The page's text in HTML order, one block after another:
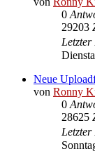
0
29203
Neue
von Ronny
0
28625